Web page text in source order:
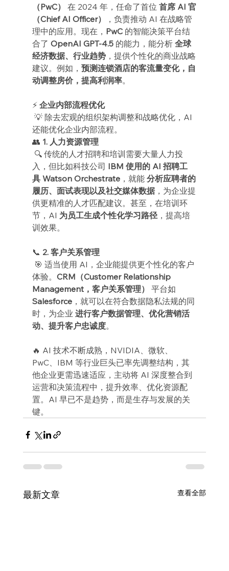
（PwC）
在 2024 年，任命了首位 首席 AI 官
（Chief AI Officer）
，负责推动 AI 在战略管
理中的应用。现在， PwC 的智能决策平台结
合了 OpenAI GPT-4.5 的能力，能分析 全球
经济数据、行业趋势，提供个性化的商业战略
建议。例如， 预测连锁酒店的客流量变化，自
动调整房价，提高利润率。
⚡ 企业内部流程优化
💡 除去宏观的组织架构调整和战略优化，AI
还能优化企业内部流程。
👥 1. 人力资源管理
🔍 传统的人才招聘和培训需要大量人力投
入，但比如科技公司 IBM 使用的 AI 招聘工
具 Watson Orchestrate，就能 分析应聘者的
履历、面试表现以及社交媒体数据，为企业提
供更精准的人才匹配建议。甚至，在培训环
节，AI 为员工生成个性化学习路径，提高培
训效果。
📞 2. 客户关系管理
🎯 适当使用 AI，企业能提供更个性化的客户
体验。 CRM（Customer Relationship
Management，客户关系管理）
平台如
Salesforce，就可以在符合数据隐私法规的同
时，为企业 进行客户数据管理、优化营销活
动、提升客户忠诚度。
🔥 AI 技术不断成熟，NVIDIA、微软、
PwC、IBM 等行业巨头已率先调整结构，其
他企业更需迅速适应，主动将 AI 深度整合到
运营和决策流程中，提升效率、优化资源配
置。AI 早已不是趋势，而是生存与发展的关
键。
最新文章 查看全部